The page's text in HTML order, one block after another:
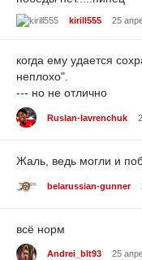
kirill555 25
когда ему удается
неплохо".
--- но не отлично
Ruslan-lavrenchuk
Жаль, ведь могли и
belarussian-gunner
всё норм
Andrei_blt93 25